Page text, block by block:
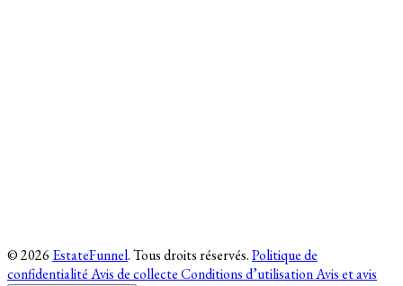
© 2026 EstateFunnel. Tous droits réservés.Politique de
confidentialitéAvis de collecteConditions d’utilisationAvis et avis